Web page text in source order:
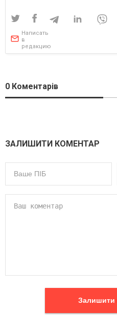
Написать
в
редакцию
0 Коментарів
ЗАЛИШИТИ КОМЕНТАР